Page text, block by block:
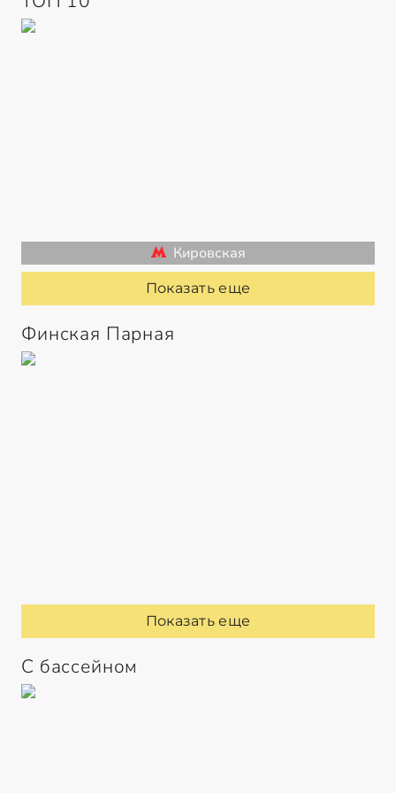
Кировская
Показать еще
Финская Парная
Показать еще
С бассейном